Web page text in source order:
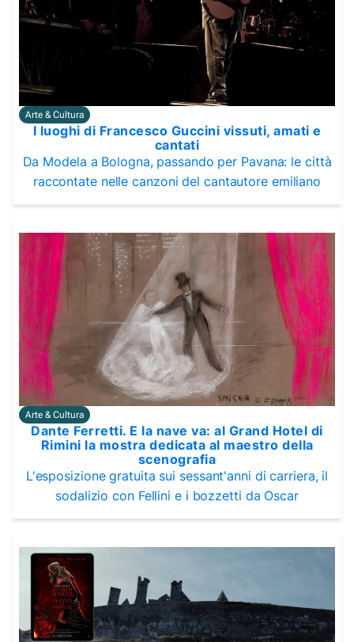
Arte & Cultura
I luoghi di Francesco Guccini vissuti, amati e
cantati
Da Modela a Bologna, passando per Pavana: le città
raccontate nelle canzoni del cantautore emiliano
Arte & Cultura
Dante Ferretti. E la nave va: al Grand Hotel di
Rimini la mostra dedicata al maestro della
scenografia
L'esposizione gratuita sui sessant'anni di carriera, il
sodalizio con Fellini e i bozzetti da Oscar